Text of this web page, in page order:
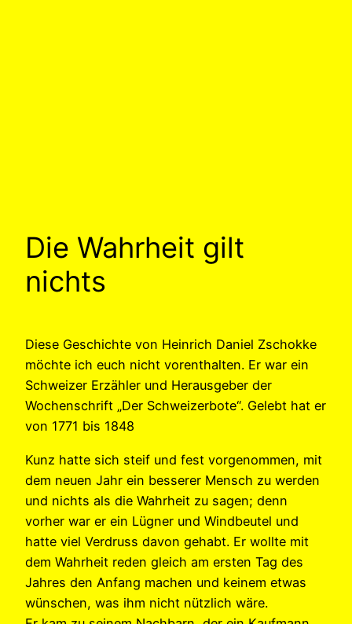
Die Wahrheit gilt
nichts
Diese Geschichte von Heinrich Daniel Zschokke
möchte ich euch nicht vorenthalten. Er war ein
Schweizer Erzähler und Herausgeber der
Wochenschrift „Der Schweizerbote“. Gelebt hat er
von 1771 bis 1848
Kunz hatte sich steif und fest vorgenommen, mit
dem neuen Jahr ein besserer Mensch zu werden
und nichts als die Wahrheit zu sagen; denn
vorher war er ein Lügner und Windbeutel und
hatte viel Verdruss davon gehabt. Er wollte mit
dem Wahrheit reden gleich am ersten Tag des
Jahres den Anfang machen und keinem etwas
wünschen, was ihm nicht nützlich wäre.